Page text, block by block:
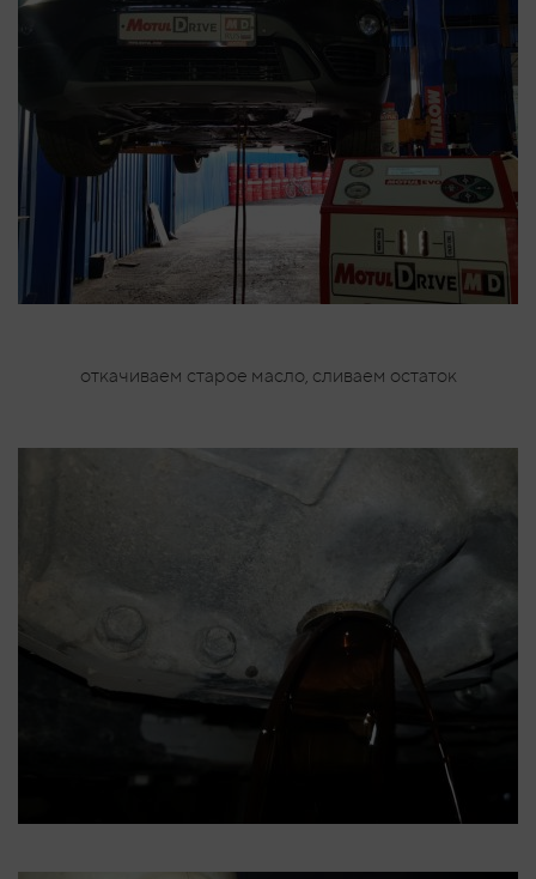
откачиваем старое масло, сливаем остаток